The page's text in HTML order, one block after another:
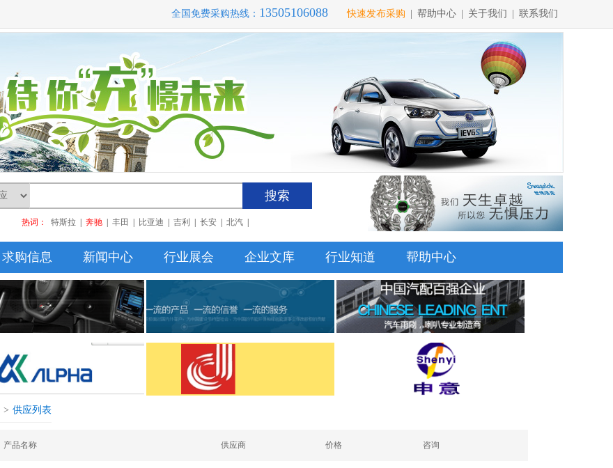
快速发布采购 帮助中心 关于我们 联系我们
全国免费采购热线： 13505106088
搜索
热词： 特斯拉 奔驰 丰田 比亚迪 吉利 长安 北汽
求购信息 新闻中心 行业展会 企业文库 行业知道 帮助中心
> 供应列表
产品名称 供应商 价格 咨询